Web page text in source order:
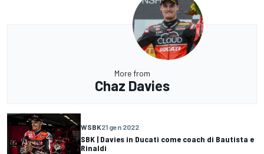
More from
Chaz Davies
WSBK21 gen 2022
SBK | Davies in Ducati come coach di Bautista e
Rinaldi